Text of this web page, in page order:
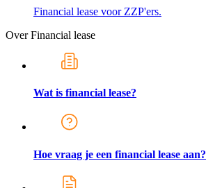
Financial lease voor ZZP'ers.
Over Financial lease
Wat is financial lease?
Hoe vraag je een financial lease aan?